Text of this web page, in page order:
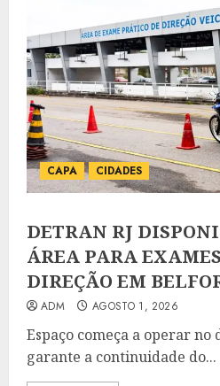
CAPA CIDADES
DETRAN RJ
ÁREA PARA
DIREÇÃO EM
ADM AGOSTO 1, 2026
Espaço começa a operar no
garante a continuidade do...